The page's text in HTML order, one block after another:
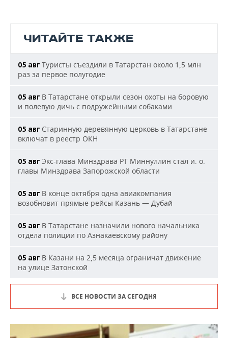
ЧИТАЙТЕ ТАКЖЕ
05 авг Туристы съездили в Татарстан около 1,5 млн
раз за первое полугодие
05 авг В Татарстане открыли сезон охоты на боровую
и полевую дичь с подружейными собаками
05 авг Старинную деревянную церковь в Татарстане
включат в реестр ОКН
05 авг Экс-глава Минздрава РТ Миннуллин стал и. о.
главы Минздрава Запорожской области
05 авг В конце октября одна авиакомпания
возобновит прямые рейсы Казань — Дубай
05 авг В Татарстане назначили нового начальника
отдела полиции по Азнакаевскому району
05 авг В Казани на 2,5 месяца ограничат движение
на улице Затонской
ВСЕ НОВОСТИ ЗА СЕГОДНЯ